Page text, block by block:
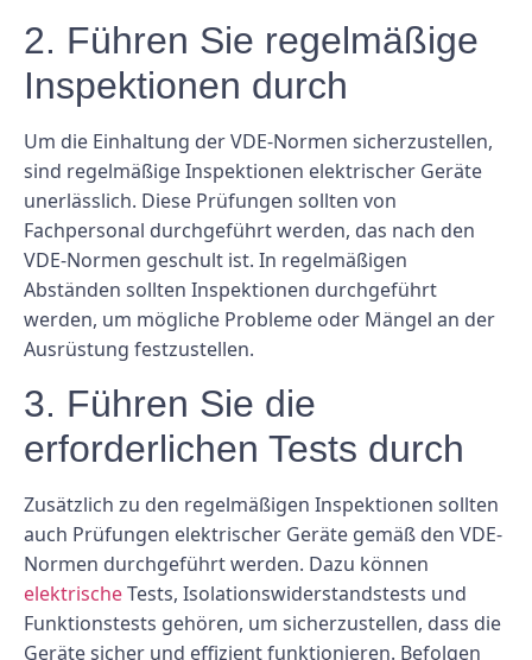
2. Führen Sie regelmäßige
Inspektionen durch
Um die Einhaltung der VDE-Normen sicherzustellen,
sind regelmäßige Inspektionen elektrischer Geräte
unerlässlich. Diese Prüfungen sollten von
Fachpersonal durchgeführt werden, das nach den
VDE-Normen geschult ist. In regelmäßigen
Abständen sollten Inspektionen durchgeführt
werden, um mögliche Probleme oder Mängel an der
Ausrüstung festzustellen.
3. Führen Sie die
erforderlichen Tests durch
Zusätzlich zu den regelmäßigen Inspektionen sollten
auch Prüfungen elektrischer Geräte gemäß den VDE-
Normen durchgeführt werden. Dazu können
elektrischeTests, Isolationswiderstandstests und
Funktionstests gehören, um sicherzustellen, dass die
Geräte sicher und effizient funktionieren. Befolgen